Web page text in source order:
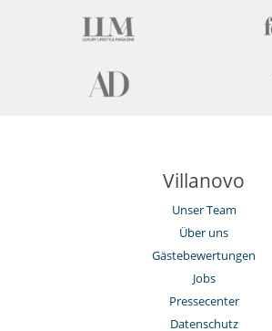
Villanovo
Unser Team
Über uns
Gästebewertungen
Jobs
Pressecenter
Datenschutz